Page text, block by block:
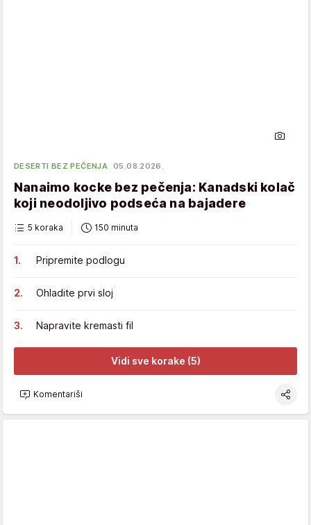
DESERTI BEZ PEČENJA 05.08.2026.
Nanaimo kocke bez pečenja: Kanadski kolač
koji neodoljivo podseća na bajadere
5 koraka 150 minuta
Pripremite podlogu
Ohladite prvi sloj
Napravite kremasti fil
Vidi sve korake (5)
Komentariši